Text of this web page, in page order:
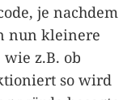
je nachdem
nun kleinere
z.B. ob
so wird